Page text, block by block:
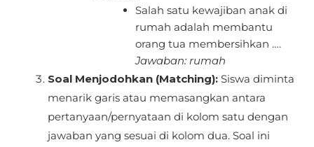
Salah satu kewajiban anak di
rumah adalah membantu
orang tua membersihkan ….
Jawaban: rumah
Soal Menjodohkan (Matching): Siswa diminta
menarik garis atau memasangkan antara
pertanyaan/pernyataan di kolom satu dengan
jawaban yang sesuai di kolom dua. Soal ini